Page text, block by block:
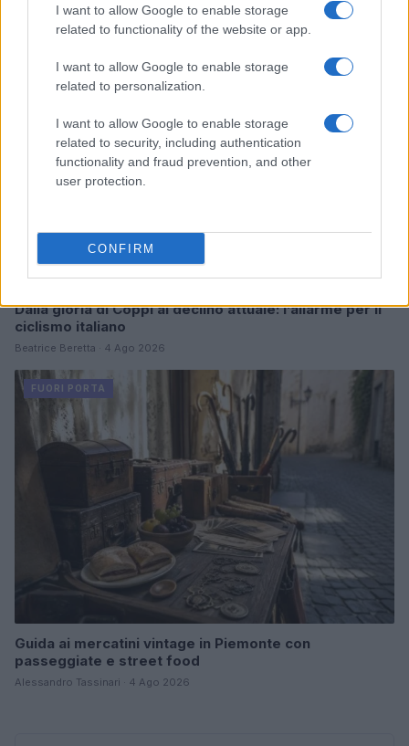
I want to allow Google to enable storage
related to functionality of the website or app.
I want to allow Google to enable storage
related to personalization.
I want to allow Google to enable storage
related to security, including authentication
functionality and fraud prevention, and other
user protection.
CONFIRM
Alessandro Tassinari · 5 Ago 2026
Dalla gloria di Coppi al declino attuale: l’allarme per il
ciclismo italiano
Beatrice Beretta · 4 Ago 2026
FUORI PORTA
Guida ai mercatini vintage in Piemonte con
passeggiate e street food
Alessandro Tassinari · 4 Ago 2026